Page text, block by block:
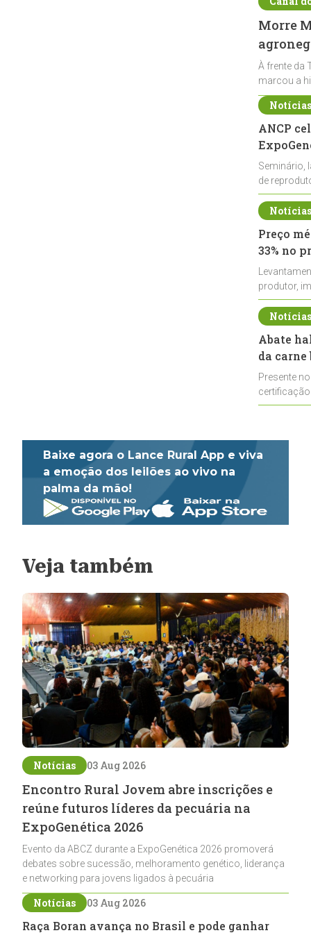
Morre
À frente da
marcou a
ANCP
Seminário,
de
durante a
Preço
33% no
produtor,
de leite cru
Abate
da
Presente
Baixe agora o Lance Rural App e viva
a emoção dos leilões ao vivo na
palma da mão!
Veja também
Notícias 03 Aug 2026
Encontro Rural Jovem abre inscrições e
reúne futuros líderes da pecuária na
ExpoGenética 2026
Evento da ABCZ durante a ExpoGenética 2026 promoverá
debates sobre sucessão, melhoramento genético, liderança
e networking para jovens ligados à pecuária
Notícias 03 Aug 2026
Raça Boran avança no Brasil e pode ganhar